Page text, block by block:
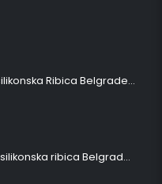
Šetač HOLO srednji silikonska Ribica Belgrade Walker
Šetač srednji NATUR silikonska ribica Belgrade Walker